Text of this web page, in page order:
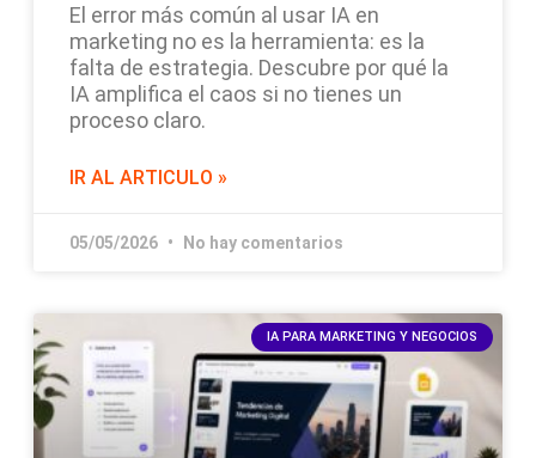
El error más común al usar IA en
marketing no es la herramienta: es la
falta de estrategia. Descubre por qué la
IA amplifica el caos si no tienes un
proceso claro.
IR AL ARTICULO »
05/05/2026 No hay comentarios
IA PARA MARKETING Y NEGOCIOS